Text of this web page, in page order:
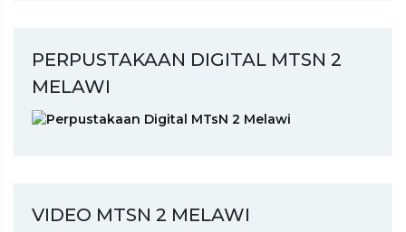
PERPUSTAKAAN DIGITAL MTSN 2
MELAWI
VIDEO MTSN 2 MELAWI